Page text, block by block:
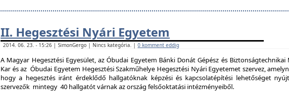
II. Hegesztési Nyári Egyetem
2014. 06. 23. - 15:26 | SimonGergo | Nincs kategória. | 0 komment eddig
A Magyar Hegesztési Egyesület, az Óbudai Egyetem Bánki Donát Gépész és Biztonságtechnikai
Kar és az Óbudai Egyetem Hegesztési Szakműhelye Hegesztési Nyári Egyetemet szervez,
hogy a hegesztés iránt érdeklődő hallgatóknak képzési és kapcsolatépítési lehetőséget
szervezők mintegy 40 hallgatót várnak az ország felsőoktatási intézményeiből.